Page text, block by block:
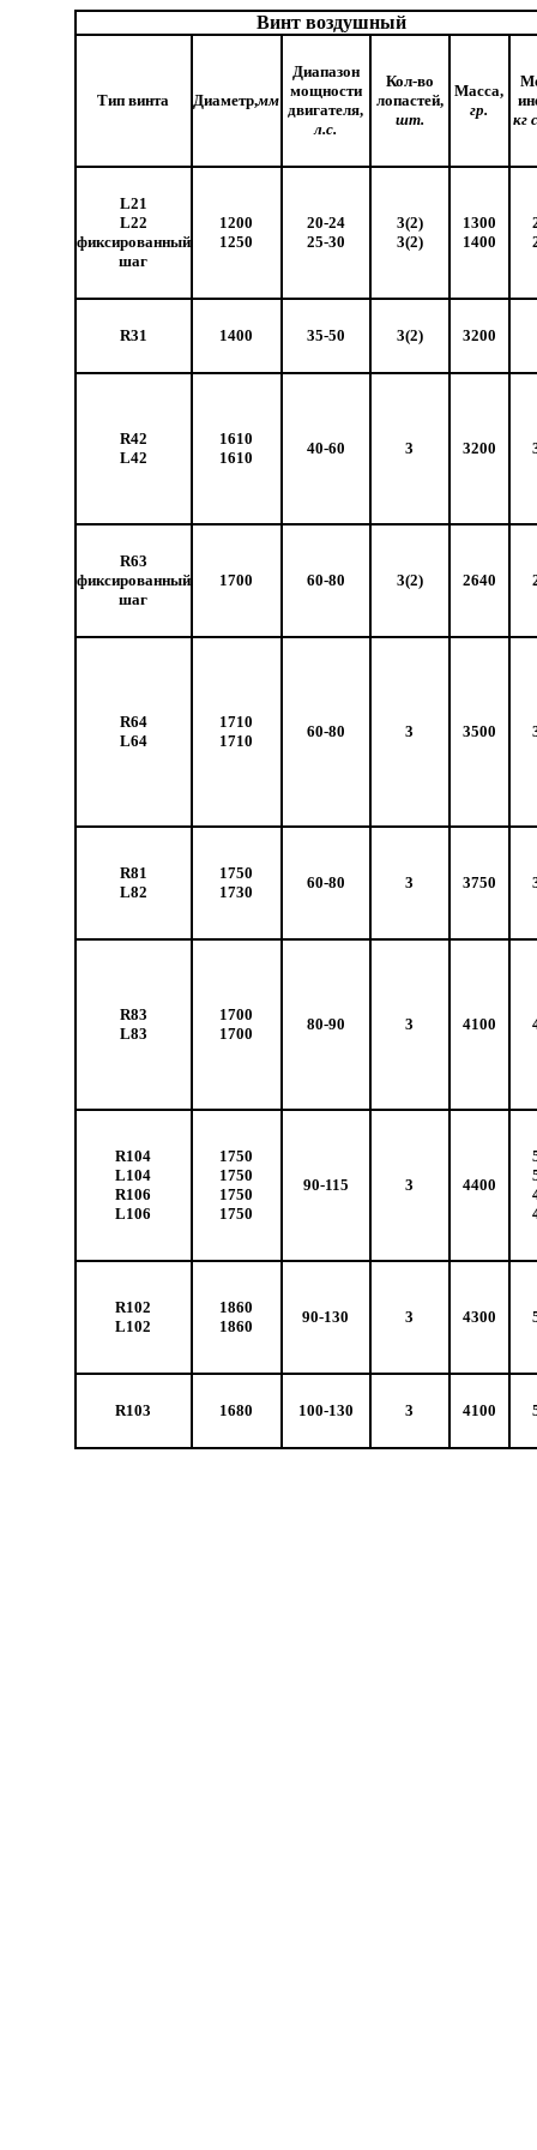
Винт воздушный
Тип винта Диаметр,мм
Диапазон
мощности
двигателя,
л.с.
Кол-во
лопастей,
шт.
Масса,
гр.
кг
L21
L22
фиксированный
шаг
1200
1250
20-24
25-30
3(2)
3(2)
1300
1400
R31 1400 35-50 3(2) 3200
R42
L42
1610
1610
40-60 3 3200
R63
фиксированный
шаг
1700 60-80 3(2) 2640
R64
L64
1710
1710
60-80 3 3500
R81
L82
1750
1730
60-80 3 3750
R83
L83
1700
1700
80-90 3 4100
R104
L104
R106
L106
1750
1750
1750
1750
90-115 3 4400
R102
L102
1860
1860
90-130 3 4300
R103 1680 100-130 3 4100